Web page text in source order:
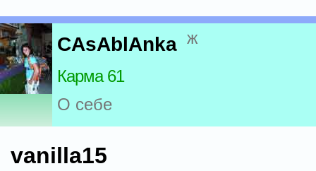
CAsAblAnka ж
Карма 61
О себе
vanilla15